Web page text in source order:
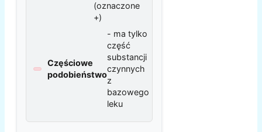
(oznaczone
+)
Częściowe
podobieństwo
- ma tylko
część
substancji
czynnych
z
bazowego
leku